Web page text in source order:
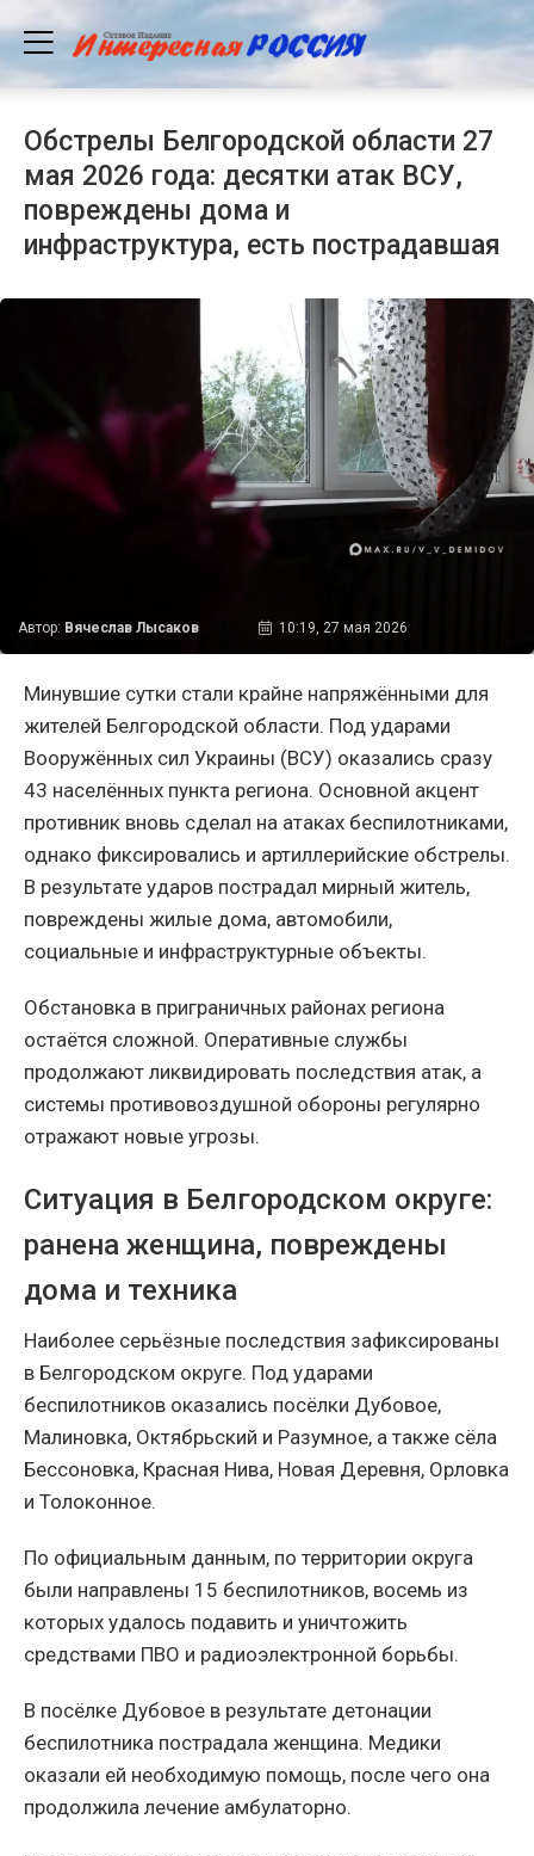
Обстрелы Белгородской области 27
мая 2026 года: десятки атак ВСУ,
повреждены дома и
инфраструктура, есть пострадавшая
Автор: Вячеслав Лысаков 10:19, 27 мая 2026
Минувшие сутки стали крайне напряжёнными для
жителей Белгородской области. Под ударами
Вооружённых сил Украины (ВСУ) оказались сразу
43 населённых пункта региона. Основной акцент
противник вновь сделал на атаках беспилотниками,
однако фиксировались и артиллерийские обстрелы.
В результате ударов пострадал мирный житель,
повреждены жилые дома, автомобили,
социальные и инфраструктурные объекты.
Обстановка в приграничных районах региона
остаётся сложной. Оперативные службы
продолжают ликвидировать последствия атак, а
системы противовоздушной обороны регулярно
отражают новые угрозы.
Ситуация в Белгородском округе:
ранена женщина, повреждены
дома и техника
Наиболее серьёзные последствия зафиксированы
в Белгородском округе. Под ударами
беспилотников оказались посёлки Дубовое,
Малиновка, Октябрьский и Разумное, а также сёла
Бессоновка, Красная Нива, Новая Деревня, Орловка
и Толоконное.
По официальным данным, по территории округа
были направлены 15 беспилотников, восемь из
которых удалось подавить и уничтожить
средствами ПВО и радиоэлектронной борьбы.
В посёлке Дубовое в результате детонации
беспилотника пострадала женщина. Медики
оказали ей необходимую помощь, после чего она
продолжила лечение амбулаторно.